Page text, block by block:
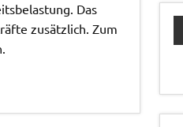
Das
zusätzlich. Zum